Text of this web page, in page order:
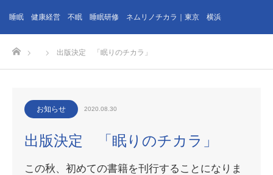
睡眠 健康経営 不眠 睡眠研修 ネムリノチカラ｜東京 横浜
出版決定 「眠りのチカラ」
お知らせ 2020.08.30
出版決定 「眠りのチカラ」
この秋、初めての書籍を刊行することになりま